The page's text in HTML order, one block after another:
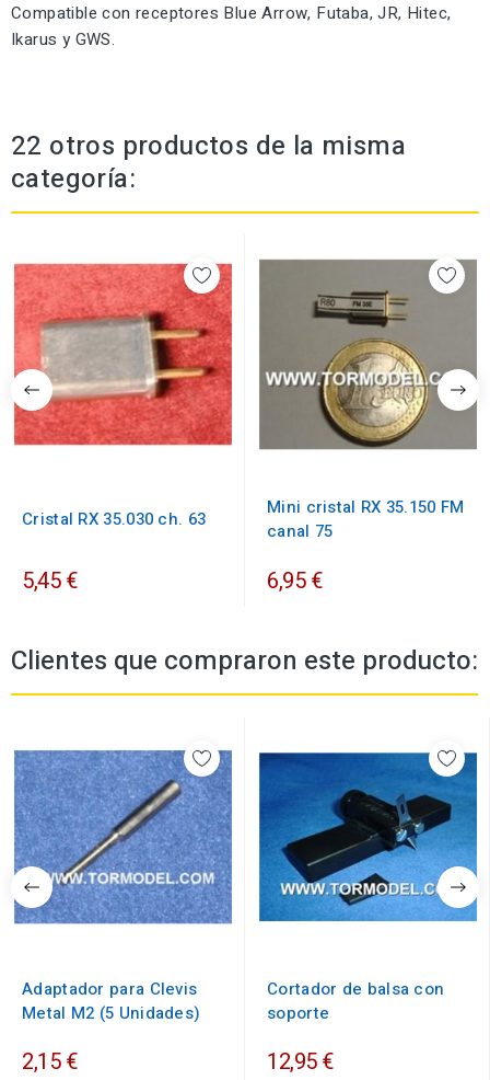
Compatible con receptores Blue Arrow, Futaba, JR, Hitec,
Ikarus y GWS.
22 otros productos de la misma
categoría:
Cristal RX 35.030 ch. 63
5,45 €
Mini cristal RX 35.150 FM
canal 75
6,95 €
Clientes que compraron este producto:
Adaptador para Clevis
Metal M2 (5 Unidades)
2,15 €
Cortador de balsa con
soporte
12,95 €